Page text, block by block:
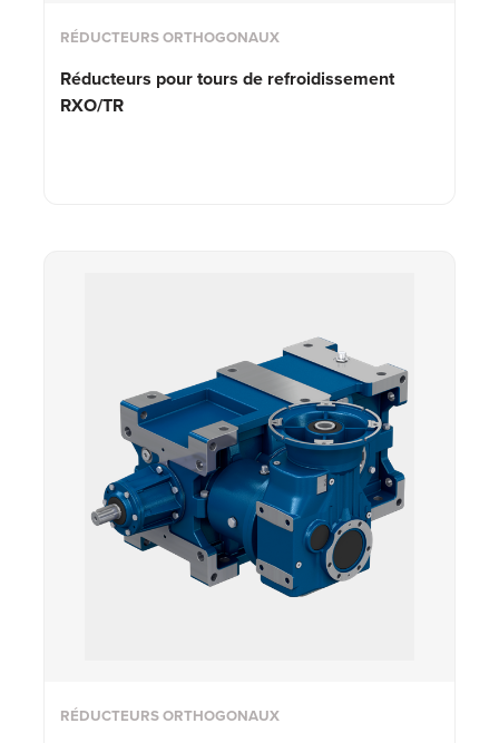
RÉDUCTEURS ORTHOGONAUX
Réducteurs pour tours de refroidissement
RXO/TR
RÉDUCTEURS ORTHOGONAUX